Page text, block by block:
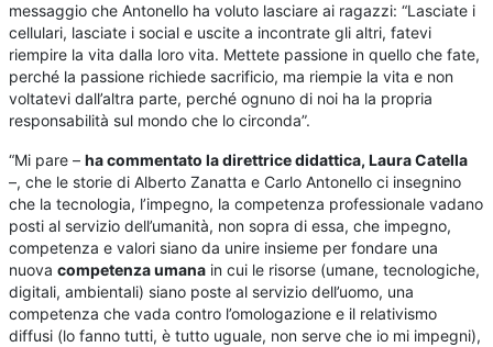
messaggio che Antonello ha voluto lasciare ai ragazzi: “Lasciate i
cellulari, lasciate i social e uscite a incontrate gli altri, fatevi
riempire la vita dalla loro vita. Mettete passione in quello che fate,
perché la passione richiede sacrificio, ma riempie la vita e non
voltatevi dall’altra parte, perché ognuno di noi ha la propria
responsabilità sul mondo che lo circonda”.
“Mi pare –ha commentato la direttrice didattica, Laura Catella
–, che le storie di Alberto Zanatta e Carlo Antonello ci insegnino
che la tecnologia, l’impegno, la competenza professionale vadano
posti al servizio dell’umanità, non sopra di essa, che impegno,
competenza e valori siano da unire insieme per fondare una
nuovacompetenza umana in cui le risorse (umane, tecnologiche,
digitali, ambientali) siano poste al servizio dell’uomo, una
competenza che vada contro l’omologazione e il relativismo
diffusi (lo fanno tutti, è tutto uguale, non serve che io mi impegni),